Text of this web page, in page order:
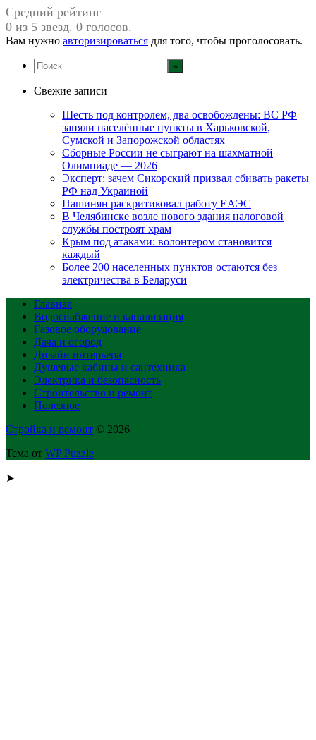
Средний рейтинг
0 из 5 звезд. 0 голосов.
Вам нужно авторизироваться для того, чтобы проголосовать.
Свежие записи
Шесть под контролем, два освобождены: ВС РФ
заняли населённые пункты в Харьковской,
Сумской и Запорожской областях
Сборные России не сыграют на шахматной
Олимпиаде — 2026
Эксперт: зачем Сикорский призвал сбивать ракеты
РФ над Украиной
Пашинян раскритиковал работу ЕАЭС
В Челябинске возле нового здания налоговой
службы построят храм
Крым под атаками: волонтером становится
каждый
Более 200 населенных пунктов остаются без
электричества в Беларуси
Главная
Водоснабжение и канализация
Газовое оборудование
Дача и огород
Дизайн интерьера
Душевые кабины и сантехника
Электрика и безопасность
Строительство и ремонт
Полезное
Стройка и ремонт © 2026
Тема от WP Puzzle
➤